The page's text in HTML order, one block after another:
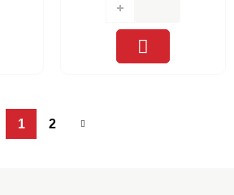
1 2